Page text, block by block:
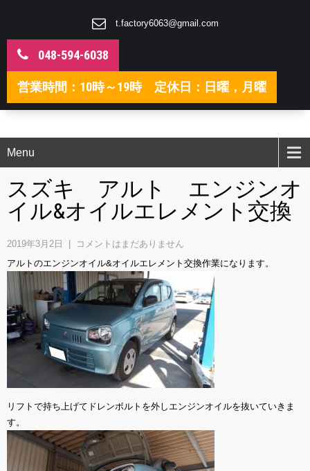
t.factory6063@gmail.com
048-594-6038
営業時間：10時～19時 定休日：日曜，月曜
Menu
スズキ アルト エンジンオ
イル&オイルエレメント交換
2019年3月2日
コメントはまだありません
アルトのエンジンオイル&オイルエレメント交換作業になります。
リフトで持ち上げてドレンボルトを外しエンジンオイルを抜いていきま
す。